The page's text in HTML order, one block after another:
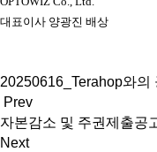
대표이사 양광진 배상
20250616_Terahop와의
Prev
자본감소 및 주권제출공
Next